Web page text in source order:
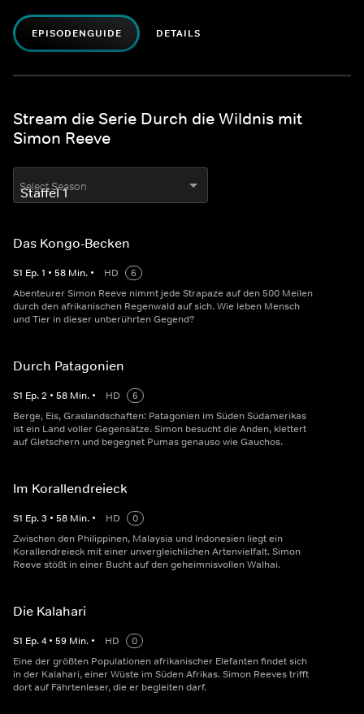
EPISODENGUIDE DETAILS
Stream die Serie Durch die Wildnis mit
Simon Reeve
Select Season
Das Kongo-Becken
S1 Ep.1 • 58 Min. • HD
6
Abenteurer Simon Reeve nimmt jede Strapaze auf den 500 Meilen
durch den afrikanischen Regenwald auf sich. Wie leben Mensch
und Tier in dieser unberührten Gegend?
Durch Patagonien
S1 Ep.2 • 58 Min. • HD
6
Berge, Eis, Graslandschaften: Patagonien im Süden Südamerikas
ist ein Land voller Gegensätze. Simon besucht die Anden, klettert
auf Gletschern und begegnet Pumas genauso wie Gauchos.
Im Korallendreieck
S1 Ep.3 • 58 Min. • HD
0
Zwischen den Philippinen, Malaysia und Indonesien liegt ein
Korallendreieck mit einer unvergleichlichen Artenvielfalt. Simon
Reeve stößt in einer Bucht auf den geheimnisvollen Walhai.
Die Kalahari
S1 Ep.4 • 59 Min. • HD
0
Eine der größten Populationen afrikanischer Elefanten findet sich
in der Kalahari, einer Wüste im Süden Afrikas. Simon Reeves trifft
dort auf Fährtenleser, die er begleiten darf.